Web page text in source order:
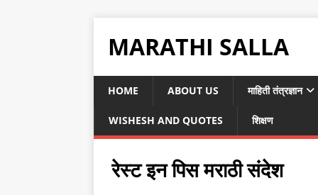
MARATHI SALLA
HOME ABOUT US माहिती तंत्रज्ञान
WISHESH AND QUOTES शिक्षण
रेस्ट इन पिस मराठी संदेश